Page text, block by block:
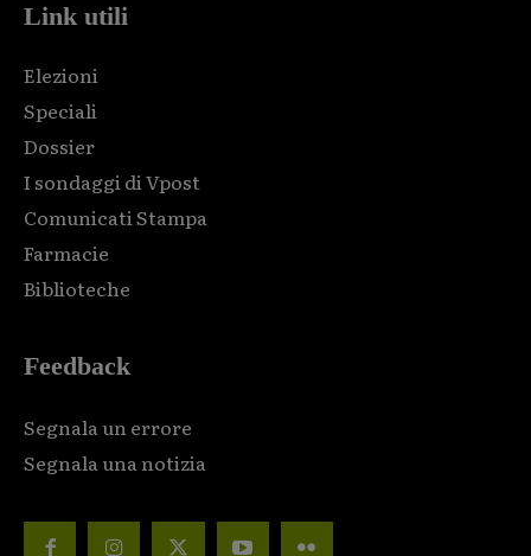
Link utili
Elezioni
Speciali
Dossier
I sondaggi di Vpost
Comunicati Stampa
Farmacie
Biblioteche
Feedback
Segnala un errore
Segnala una notizia